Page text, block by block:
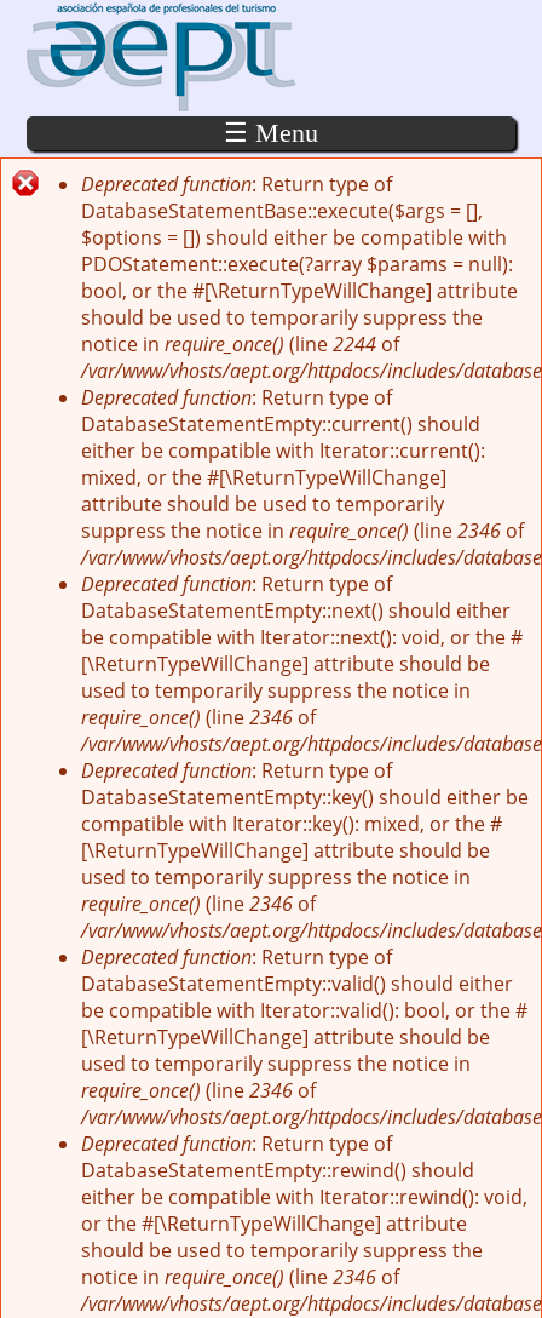
Pasar al contenido principal
☰ Menu
Mensaje de error
Deprecated function: Return type of
DatabaseStatementBase::execute($args = [],
$options = []) should either be compatible with
PDOStatement::execute(?array $params = null):
bool, or the #[\ReturnTypeWillChange] attribute
should be used to temporarily suppress the
notice in require_once() (line2244 of
/var/www/vhosts/aept.org/httpdocs/includes/
Deprecated function: Return type of
DatabaseStatementEmpty::current() should
either be compatible with Iterator::current():
mixed, or the #[\ReturnTypeWillChange]
attribute should be used to temporarily
suppress the notice in require_once() (line2346 of
/var/www/vhosts/aept.org/httpdocs/includes/
Deprecated function: Return type of
DatabaseStatementEmpty::next() should either
be compatible with Iterator::next(): void, or the #
[\ReturnTypeWillChange] attribute should be
used to temporarily suppress the notice in
require_once() (line2346 of
/var/www/vhosts/aept.org/httpdocs/includes/
Deprecated function: Return type of
DatabaseStatementEmpty::key() should either be
compatible with Iterator::key(): mixed, or the #
[\ReturnTypeWillChange] attribute should be
used to temporarily suppress the notice in
require_once() (line2346 of
/var/www/vhosts/aept.org/httpdocs/includes/
Deprecated function: Return type of
DatabaseStatementEmpty::valid() should either
be compatible with Iterator::valid(): bool, or the #
[\ReturnTypeWillChange] attribute should be
used to temporarily suppress the notice in
require_once() (line2346 of
/var/www/vhosts/aept.org/httpdocs/includes/
Deprecated function: Return type of
DatabaseStatementEmpty::rewind() should
either be compatible with Iterator::rewind(): void,
or the #[\ReturnTypeWillChange] attribute
should be used to temporarily suppress the
notice in require_once() (line2346 of
/var/www/vhosts/aept.org/httpdocs/includes/